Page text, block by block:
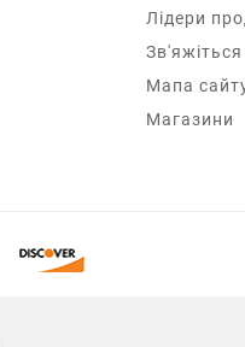
Лідери
Мапа
Магазини